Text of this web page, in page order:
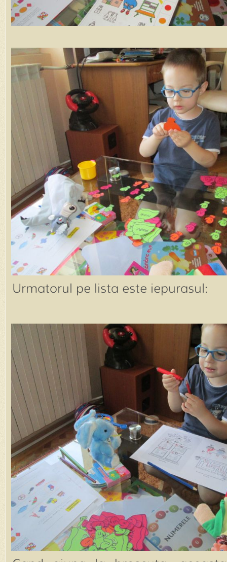
Urmatorul pe lista este iepurasul: